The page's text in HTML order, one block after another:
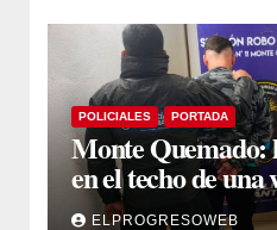
POLICIALES PORTADA
Monte Quemado:
en el techo de
$800.000 y cayó
ELPROGRESOWEB